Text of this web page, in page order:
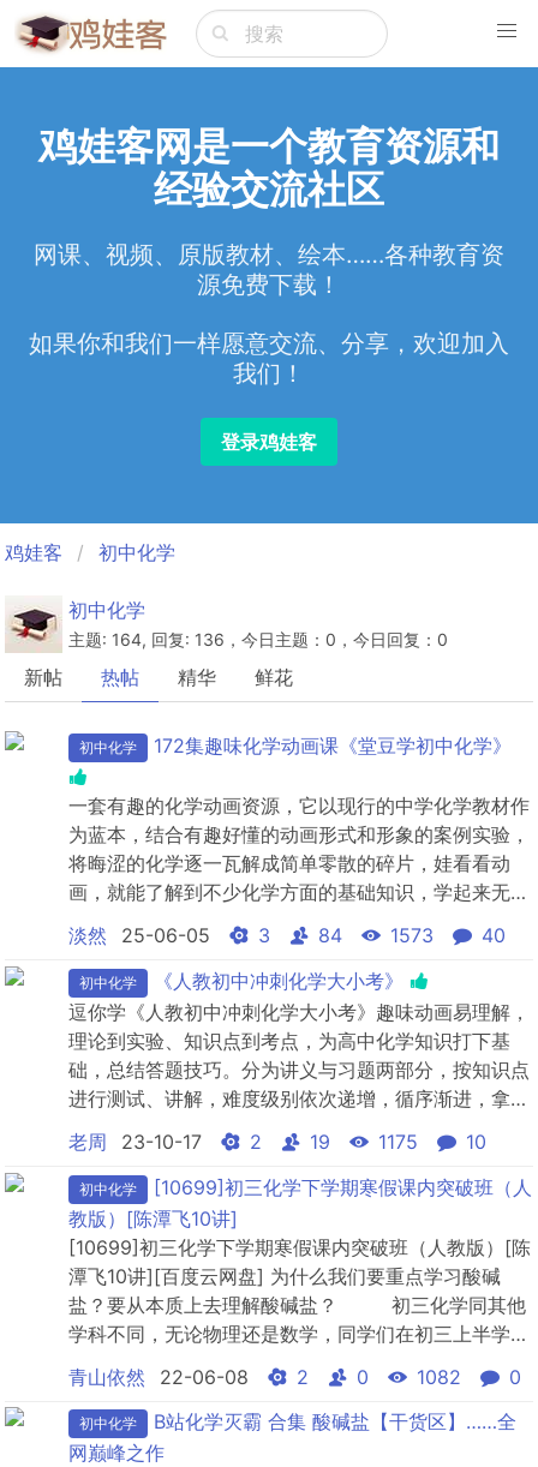
鸡娃客网是一个教育资源和
经验交流社区
网课、视频、原版教材、绘本……各种教育资
源免费下载！
如果你和我们一样愿意交流、分享，欢迎加入
我们！
登录鸡娃客
鸡娃客 初中化学
初中化学
主题: 164, 回复: 136，今日主题：0，今日回复：0
新帖 热帖 精华 鲜花
初中化学 172集趣味化学动画课《堂豆学初中化学》
一套有趣的化学动画资源，它以现行的中学化学教材作
为蓝本，结合有趣好懂的动画形式和形象的案例实验，
将晦涩的化学逐一瓦解成简单零散的碎片，娃看看动
画，就能了解到不少化学方面的基础知识，学起来无压
力！
淡然 25-06-05 3 84 1573 40
初中化学
《人教初中冲刺化学大小考》
逗你学《人教初中冲刺化学大小考》趣味动画易理解，
理论到实验、知识点到考点，为高中化学知识打下基
础，总结答题技巧。分为讲义与习题两部分，按知识点
进行测试、讲解，难度级别依次递增，循序渐进，拿稳
中考数学80%基础分。习题讲练中能掌握80%的避雷技
巧，争取不丢1分。习题讲练的重要原则不仅是搞懂1道
题，而是举一反三，学会解一类题。继而培养良好的考
场素质，轻松应试。
老周 23-10-17 2 19 1175 10
初中化学
[10699]初三化学下学期寒假课内突破班（人
教版）[陈潭飞10讲]
[10699]初三化学下学期寒假课内突破班（人教版）[陈
潭飞10讲][百度云网盘] 为什么我们要重点学习酸碱
盐？要从本质上去理解酸碱盐？ 初三化学同其他
学科不同，无论物理还是数学，同学们在初三上半学期
就已经把所有新课全部学完，寒假直接开始开始进行一
轮总复习，而语文和英语都开始进行二轮总复习，但是
对于化学来说，一个是溶...
青山依然 22-06-08 2 0 1082 0
初中化学
B站化学灭霸 合集 酸碱盐【干货区】……全
网巅峰之作